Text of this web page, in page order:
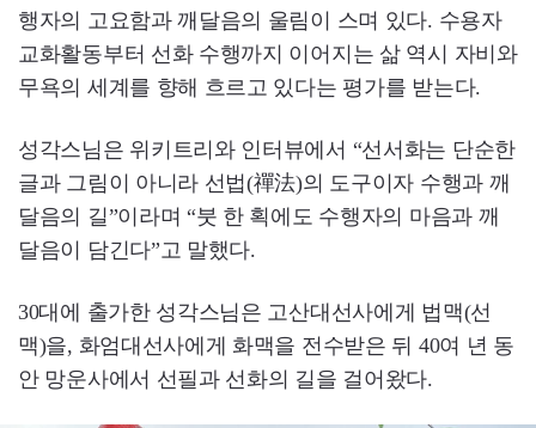
행자의 고요함과 깨달음의 울림이 스며 있다. 수용자
교화활동부터 선화 수행까지 이어지는 삶 역시 자비와
무욕의 세계를 향해 흐르고 있다는 평가를 받는다.
성각스님은 위키트리와 인터뷰에서 “선서화는 단순한
글과 그림이 아니라 선법(禪法)의 도구이자 수행과 깨
달음의 길”이라며 “붓 한 획에도 수행자의 마음과 깨
달음이 담긴다”고 말했다.
30대에 출가한 성각스님은 고산대선사에게 법맥(선
맥)을, 화엄대선사에게 화맥을 전수받은 뒤 40여 년 동
안 망운사에서 선필과 선화의 길을 걸어왔다.